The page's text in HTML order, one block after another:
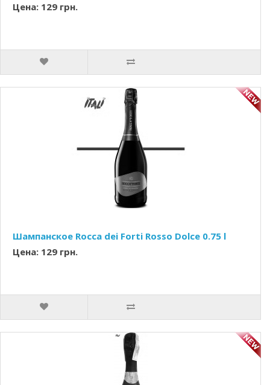
Цена: 129 грн.
Шампанское Rocca dei Forti Rosso Dolce 0.75 l
Цена: 129 грн.